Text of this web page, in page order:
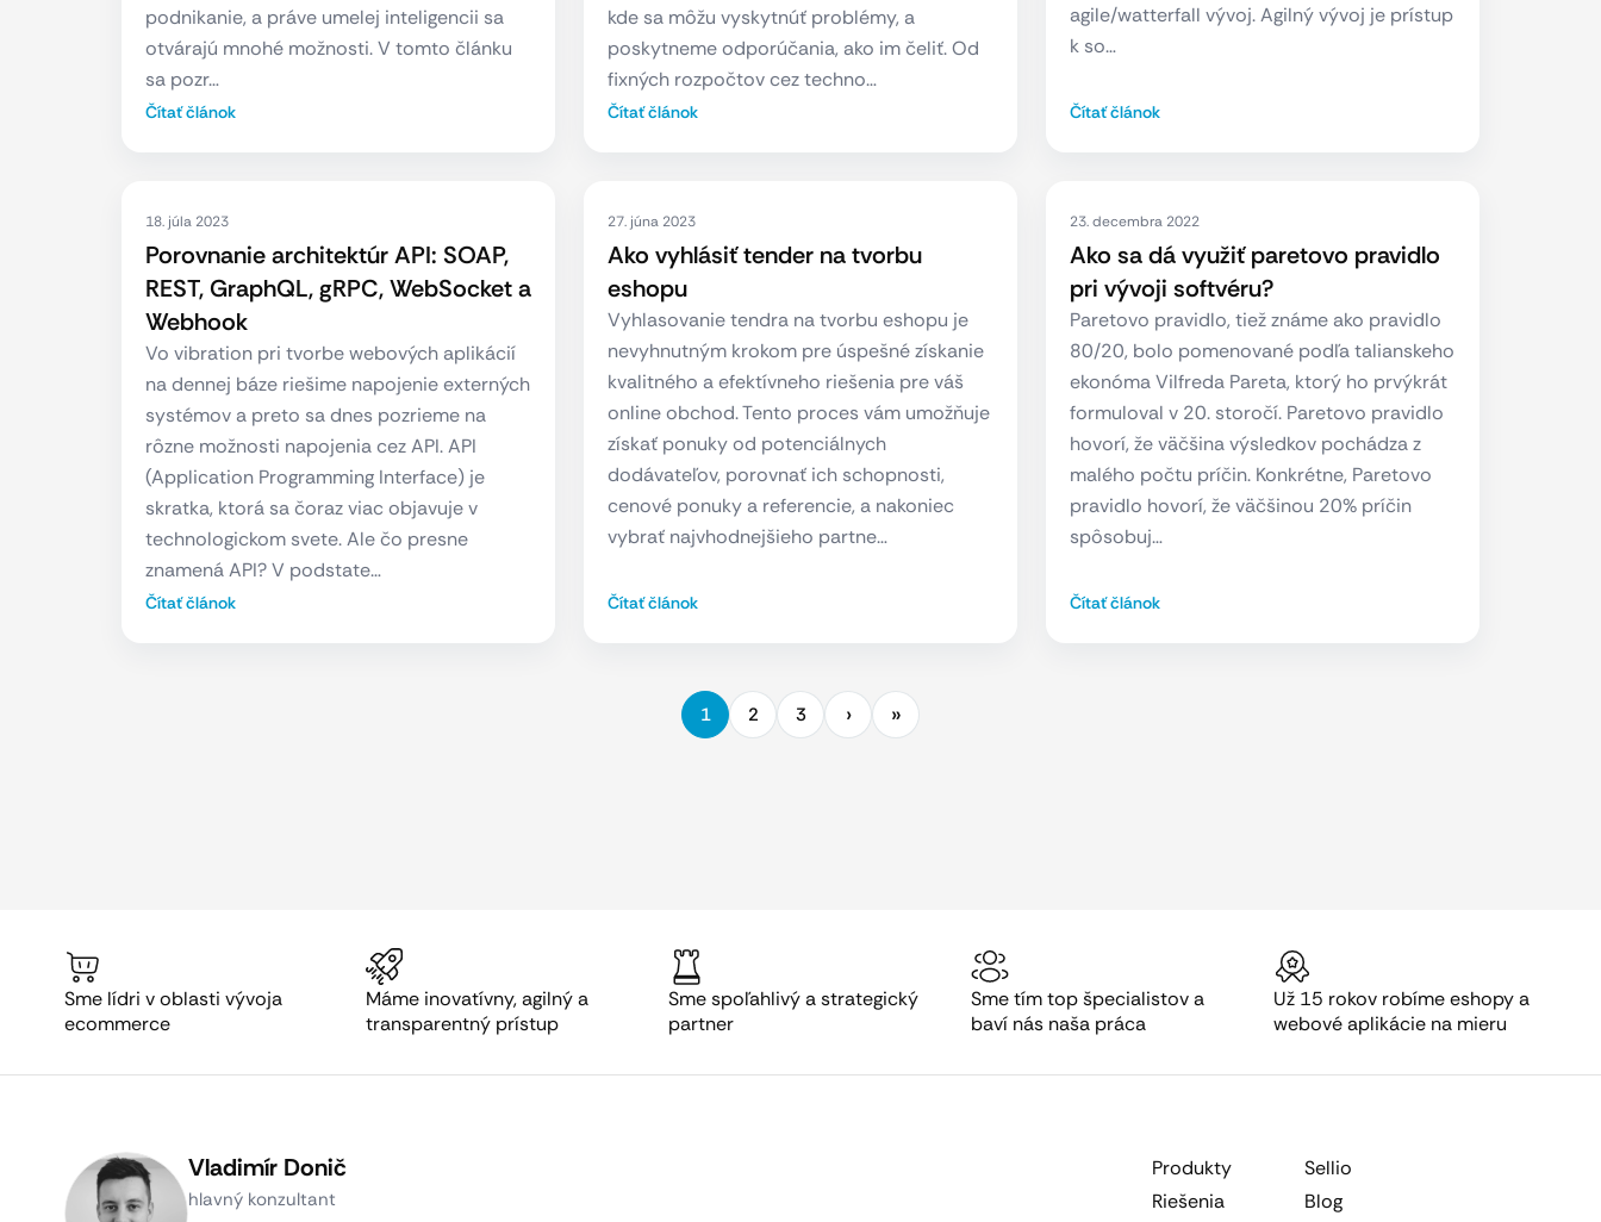
podnikanie, a práve umelej inteligencii sa
otvárajú mnohé možnosti. V tomto článku
sa pozr…
Čítať článok
kde sa môžu vyskytnúť problémy, a
poskytneme odporúčania, ako im čeliť. Od
fixných rozpočtov cez techno…
Čítať článok
agile/watterfall vývoj. Agilný vývoj je prístup
k so…
Čítať článok
18. júla 2023
Porovnanie architektúr API: SOAP,
REST, GraphQL, gRPC, WebSocket a
Webhook
Vo vibration pri tvorbe webových aplikácií
na dennej báze riešime napojenie externých
systémov a preto sa dnes pozrieme na
rôzne možnosti napojenia cez API. API
(Application Programming Interface) je
skratka, ktorá sa čoraz viac objavuje v
technologickom svete. Ale čo presne
znamená API? V podstate…
Čítať článok
27. júna 2023
Ako vyhlásiť tender na tvorbu
eshopu
Vyhlasovanie tendra na tvorbu eshopu je
nevyhnutným krokom pre úspešné získanie
kvalitného a efektívneho riešenia pre váš
online obchod. Tento proces vám umožňuje
získať ponuky od potenciálnych
dodávateľov, porovnať ich schopnosti,
cenové ponuky a referencie, a nakoniec
vybrať najvhodnejšieho partne…
Čítať článok
23. decembra 2022
Ako sa dá využiť paretovo pravidlo
pri vývoji softvéru?
Paretovo pravidlo, tiež známe ako pravidlo
80/20, bolo pomenované podľa talianskeho
ekonóma Vilfreda Pareta, ktorý ho prvýkrát
formuloval v 20. storočí. Paretovo pravidlo
hovorí, že väčšina výsledkov pochádza z
malého počtu príčin. Konkrétne, Paretovo
pravidlo hovorí, že väčšinou 20% príčin
spôsobuj…
Čítať článok
1 2 3
Sme lídri v oblasti vývoja
ecommerce
Máme inovatívny, agilný a
transparentný prístup
Sme spoľahlivý a strategický
partner
Sme tím top špecialistov a
baví nás naša práca
Už 15 rokov robíme eshopy a
webové aplikácie na mieru
Vladimír Donič
hlavný konzultant
Produkty
Riešenia
Sellio
Blog